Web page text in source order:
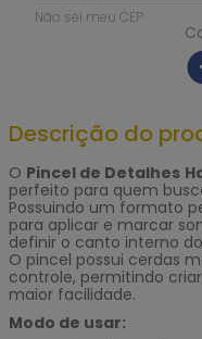
Não sei meu CEP
Descrição do
O Pincel de Detalhes
perfeito para quem
Possuindo um formato
para aplicar e marcar
definir o canto interno
O pincel possui cerdas
controle, permitindo
maior facilidade.
Modo de usar: